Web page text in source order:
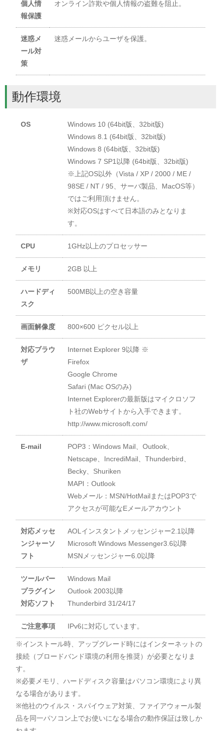
個人情
報保護
オンライン詐欺や個人情報の盗難を阻止。
迷惑メ
ール対
策
迷惑メールからユーザを保護。
動作環境
OS
Windows 10 (64bit版、32bit版)
Windows 8.1 (64bit版、32bit版)
Windows 8 (64bit版、32bit版)
Windows 7 SP1以降 (64bit版、32bit版)
※上記OS以外（Vista / XP / 2000 / ME /
98SE / NT / 95、サーバ製品、MacOS等）
ではご利用頂けません。
※対応OSはすべて日本語のみとなりま
す。
CPU 1GHz以上のプロセッサー
メモリ 2GB 以上
ハードディ
スク
500MB以上の空き容量
画面解像度 800×600 ピクセル以上
対応ブラウ
ザ
Internet Explorer 9以降 ※
Firefox
Google Chrome
Safari (Mac OSのみ)
Internet Explorerの最新版はマイクロソフ
ト社のWebサイトから入手できます。
http://www.microsoft.com/
E-mail
POP3：Windows Mail、Outlook、
Netscape、IncrediMail、Thunderbird、
Becky、Shuriken
MAPI：Outlook
Webメール：MSN/HotMailまたはPOP3で
アクセスが可能なEメールアカウント
対応メッセ
ンジャーソ
フト
AOLインスタントメッセンジャー2.1以降
Microsoft Windows Messenger3.6以降
MSNメッセンジャー6.0以降
ツールバー
プラグイン
対応ソフト
Windows Mail
Outlook 2003以降
Thunderbird 31/24/17
ご注意事項 IPv6に対応しています。
※インストール時、アップグレード時にはインターネットの
接続（ブロードバンド環境の利用を推奨）が必要となりま
す。
※必要メモリ、ハードディスク容量はパソコン環境により異
なる場合があります。
※他社のウイルス・スパイウェア対策、ファイアウォール製
品を同一パソコン上でお使いになる場合の動作保証は致しか